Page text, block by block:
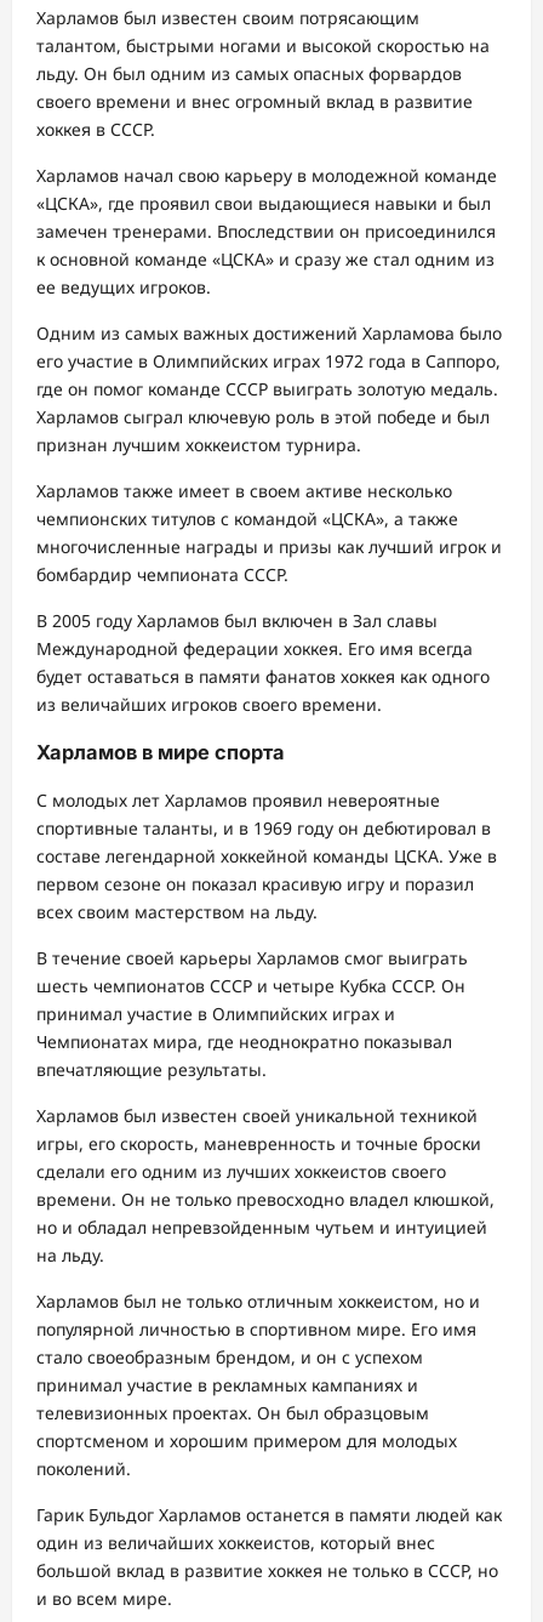
Харламов был известен своим потрясающим
талантом, быстрыми ногами и высокой скоростью на
льду. Он был одним из самых опасных форвардов
своего времени и внес огромный вклад в развитие
хоккея в СССР.
Харламов начал свою карьеру в молодежной команде
«ЦСКА», где проявил свои выдающиеся навыки и был
замечен тренерами. Впоследствии он присоединился
к основной команде «ЦСКА» и сразу же стал одним из
ее ведущих игроков.
Одним из самых важных достижений Харламова было
его участие в Олимпийских играх 1972 года в Саппоро,
где он помог команде СССР выиграть золотую медаль.
Харламов сыграл ключевую роль в этой победе и был
признан лучшим хоккеистом турнира.
Харламов также имеет в своем активе несколько
чемпионских титулов с командой «ЦСКА», а также
многочисленные награды и призы как лучший игрок и
бомбардир чемпионата СССР.
В 2005 году Харламов был включен в Зал славы
Международной федерации хоккея. Его имя всегда
будет оставаться в памяти фанатов хоккея как одного
из величайших игроков своего времени.
Харламов в мире спорта
С молодых лет Харламов проявил невероятные
спортивные таланты, и в 1969 году он дебютировал в
составе легендарной хоккейной команды ЦСКА. Уже в
первом сезоне он показал красивую игру и поразил
всех своим мастерством на льду.
В течение своей карьеры Харламов смог выиграть
шесть чемпионатов СССР и четыре Кубка СССР. Он
принимал участие в Олимпийских играх и
Чемпионатах мира, где неоднократно показывал
впечатляющие результаты.
Харламов был известен своей уникальной техникой
игры, его скорость, маневренность и точные броски
сделали его одним из лучших хоккеистов своего
времени. Он не только превосходно владел клюшкой,
но и обладал непревзойденным чутьем и интуицией
на льду.
Харламов был не только отличным хоккеистом, но и
популярной личностью в спортивном мире. Его имя
стало своеобразным брендом, и он с успехом
принимал участие в рекламных кампаниях и
телевизионных проектах. Он был образцовым
спортсменом и хорошим примером для молодых
поколений.
Гарик Бульдог Харламов останется в памяти людей как
один из величайших хоккеистов, который внес
большой вклад в развитие хоккея не только в СССР, но
и во всем мире.